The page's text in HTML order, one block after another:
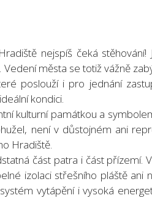
nejspíš čeká
Vedení města se totiž vážně
poslouží i pro jednání
kondici.
kulturní památkou a
není v důstojném ani
Hradiště.
část patra i část
izolaci střešního pláště ani
vytápění i vysoká